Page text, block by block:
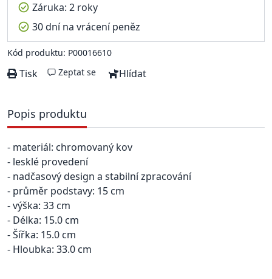
Záruka: 2 roky
30 dní na vrácení peněz
Kód produktu: P00016610
Tisk Zeptat se Hlídat
Popis produktu
- materiál: chromovaný kov
- lesklé provedení
- nadčasový design a stabilní zpracování
- průměr podstavy: 15 cm
- výška: 33 cm
- Délka: 15.0 cm
- Šířka: 15.0 cm
- Hloubka: 33.0 cm